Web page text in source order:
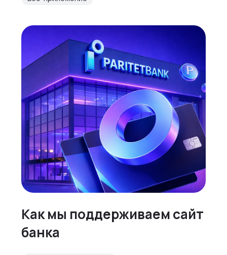
Как мы поддерживаем сайт
банка